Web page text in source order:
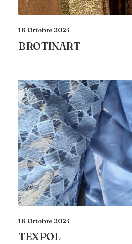
16 Ottobre 2024
BROTINART
16 Ottobre 2024
TEXPOL